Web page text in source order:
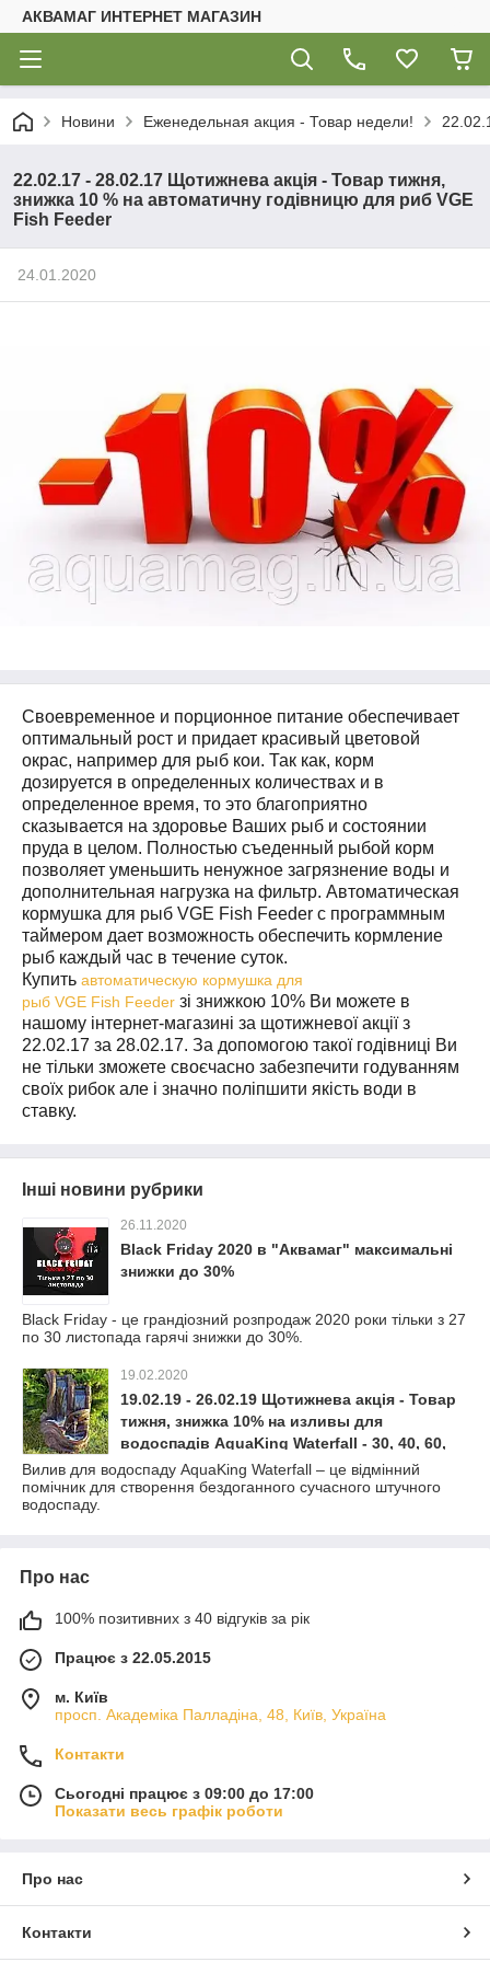
АКВАМАГ ИНТЕРНЕТ МАГАЗИН
Новини Еженедельная акция - Товар недели!
22.02.17 - 28.02.17 Щотижнева акція - Товар тижня,
знижка 10 % на автоматичну годівницю для риб VGE
Fish Feeder
24.01.2020
Своевременное и порционное питание обеспечивает
оптимальный рост и придает красивый цветовой
окрас, например для рыб кои. Так как, корм
дозируется в определенных количествах и в
определенное время, то это благоприятно
сказывается на здоровье Ваших рыб и состоянии
пруда в целом. Полностью съеденный рыбой корм
позволяет уменьшить ненужное загрязнение воды и
дополнительная нагрузка на фильтр. Автоматическая
кормушка для рыб VGE Fish Feeder с программным
таймером дает возможность обеспечить кормление
рыб каждый час в течение суток.
Купить автоматическую кормушка для
рыб VGE Fish Feeder зі знижкою 10% Ви можете в
нашому інтернет-магазині за щотижневої акції з
22.02.17 за 28.02.17. За допомогою такої годівниці Ви
не тільки зможете своєчасно забезпечити годуванням
своїх рибок але і значно поліпшити якість води в
ставку.
Інші новини рубрики
26.11.2020
Black Friday 2020 в "Аквамаг" максимальні
знижки до 30%
Black Friday - це грандіозний розпродаж 2020 роки тільки з 27
по 30 листопада гарячі знижки до 30%.
19.02.2020
19.02.19 - 26.02.19 Щотижнева акція - Товар
тижня, знижка 10% на изливы для
водоспадів AquaKing Waterfall - 30, 40, 60,
80, 100, 120 см
Вилив для водоспаду AquaKing Waterfall – це відмінний
помічник для створення бездоганного сучасного штучного
водоспаду.
Про нас
100% позитивних з 40 відгуків за рік
Працює з 22.05.2015
м. Київ
просп. Академіка Палладіна, 48, Київ, Україна
Контакти
Сьогодні працює з 09:00 до 17:00
Показати весь графік роботи
Про нас
Контакти